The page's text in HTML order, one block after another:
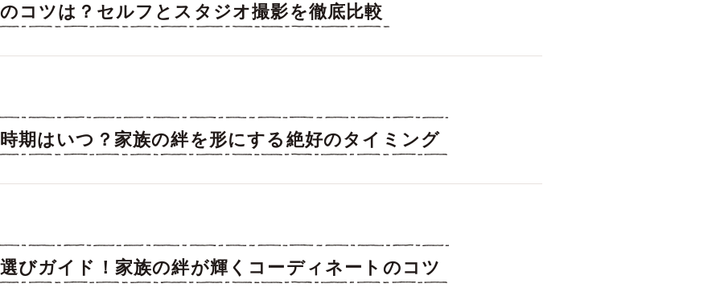
コツは？セルフとスタジオ撮影を徹底比較
期はいつ？家族の絆を形にする絶好のタイミング
びガイド！家族の絆が輝くコーディネートのコツ